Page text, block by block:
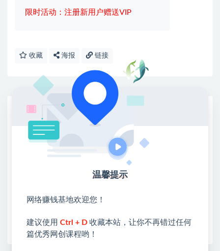
限时活动：注册新用户赠送VIP
收藏 海报 链接
网赚基地简介
站长微信：无
❤本站：本站整合多方资源站，主要面向互联网创业
类&副业类，资源丰富 物超所值。
❤能助您：找项目 + 低成本创业 + 减少信息差 + 见识
各种项目 + 提升网创认知。
开启网络之门，广受好评！
早为您提供丰盛价值。祝您前程似锦！
温馨提示
网络赚钱基地欢迎您！
建议使用 Ctrl + D 收藏本站，让你不再错过任何
篇优秀网创课程哟！